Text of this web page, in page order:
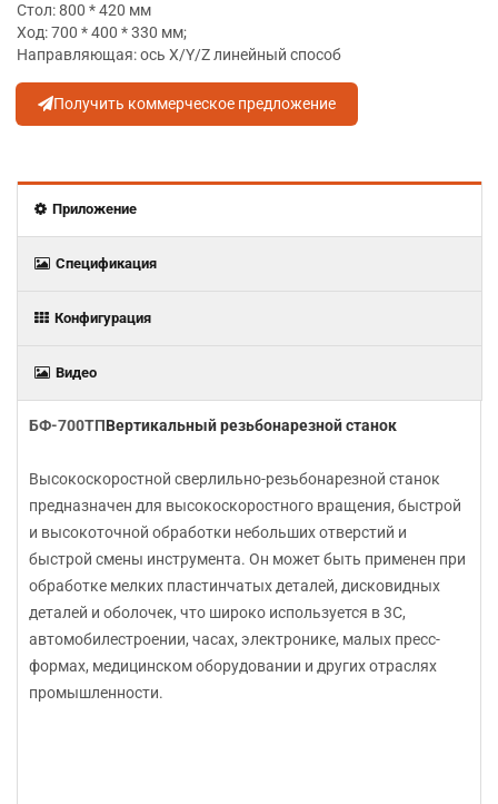
Стол: 800 * 420 мм
Ход: 700 * 400 * 330 мм;
Направляющая: ось X/Y/Z линейный способ
Получить коммерческое предложение
Приложение
Спецификация
Конфигурация
Видео
БФ-700ТПВертикальный резьбонарезной станок
Высокоскоростной сверлильно-резьбонарезной станок
предназначен для высокоскоростного вращения, быстрой
и высокоточной обработки небольших отверстий и
быстрой смены инструмента. Он может быть применен при
обработке мелких пластинчатых деталей, дисковидных
деталей и оболочек, что широко используется в 3C,
автомобилестроении, часах, электронике, малых пресс-
формах, медицинском оборудовании и других отраслях
промышленности.